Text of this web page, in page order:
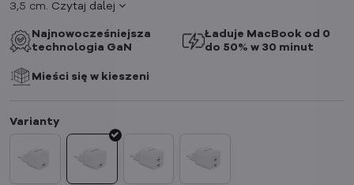
3,5 cm. Czytaj dalej
Najnowocześniejsza
technologia GaN
Ładuje MacBook od 0
do 50% w 30 minut
Mieści się w kieszeni